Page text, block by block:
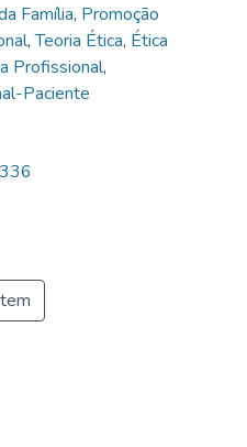
Família, Promoção
,Teoria Ética, Ética
Profissional,
Paciente